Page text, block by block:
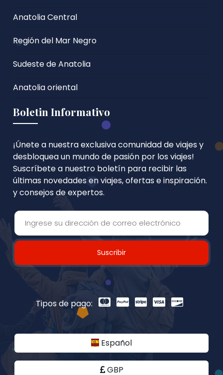
Anatolia Central
Región del Mar Negro
Sudeste de Anatolia
Anatolia oriental
Boletin Informativo
¡Únete a nuestra exclusiva comunidad de viajes y
desbloquea un mundo de pasión por los viajes!
Suscríbete a nuestro boletín para recibir las
últimas novedades en viajes, ofertas e inspiración.
y consejos de expertos.
Suscribir
Tipos de pago:
Español
GBP